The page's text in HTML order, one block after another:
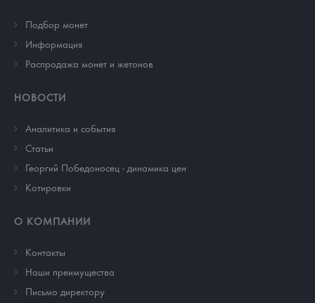
Подбор монет
Информация
Распродажа монет и жетонов
НОВОСТИ
Аналитика и события
Cтатьи
Георгий Победоносец - динамика цен
Котировки
О КОМПАНИИ
Контакты
Наши преимущества
Письмо директору